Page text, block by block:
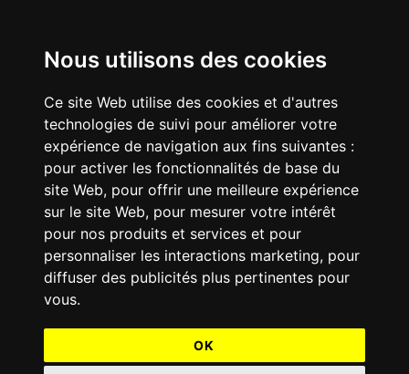
Nous utilisons des cookies
Ce site Web utilise des cookies et d'autres
technologies de suivi pour améliorer votre
expérience de navigation aux fins suivantes :
pour activer les fonctionnalités de base du
site Web, pour offrir une meilleure expérience
sur le site Web, pour mesurer votre intérêt
pour nos produits et services et pour
personnaliser les interactions marketing, pour
diffuser des publicités plus pertinentes pour
vous.
OK